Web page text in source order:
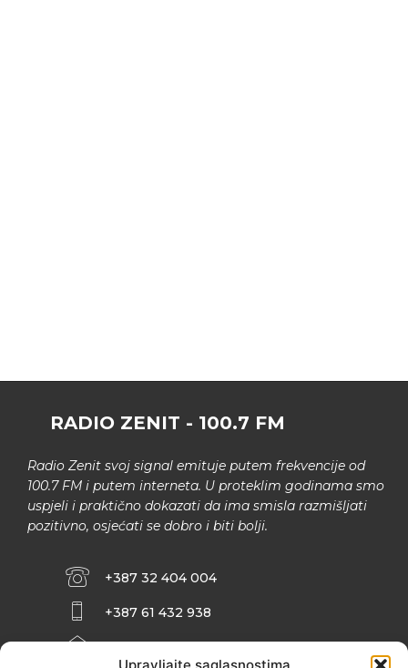
RADIO ZENIT - 100.7 FM
Radio Zenit svoj signal emituje putem frekvencije od
100.7 FM i putem interneta. U proteklim godinama smo
uspjeli i praktično dokazati da ima smisla razmišljati
pozitivno, osjećati se dobro i biti bolji.
+387 32 404 004
+387 61 432 938
INFO@ZENIT.BA